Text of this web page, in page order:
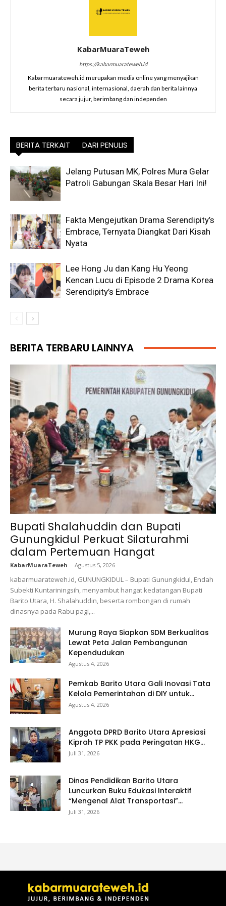
KabarMuaraTeweh
https://kabarmuarateweh.id
Kabarmuarateweh.id merupakan media online yang menyajikan
berita terbaru nasional, internasional, daerah dan berita lainnya
secara jujur, berimbang dan independen
BERITA TERKAIT DARI PENULIS
Jelang Putusan MK, Polres Mura Gelar
Patroli Gabungan Skala Besar Hari Ini!
Fakta Mengejutkan Drama Serendipity’s
Embrace, Ternyata Diangkat Dari Kisah
Nyata
Lee Hong Ju dan Kang Hu Yeong
Kencan Lucu di Episode 2 Drama Korea
Serendipity’s Embrace
BERITA TERBARU LAINNYA
Bupati Shalahuddin dan Bupati
Gunungkidul Perkuat Silaturahmi
dalam Pertemuan Hangat
KabarMuaraTeweh - Agustus 5, 2026
kabarmuarateweh.id, GUNUNGKIDUL – Bupati Gunungkidul, Endah
Subekti Kuntariningsih, menyambut hangat kedatangan Bupati
Barito Utara, H. Shalahuddin, beserta rombongan di rumah
dinasnya pada Rabu pagi,...
Murung Raya Siapkan SDM Berkualitas
Lewat Peta Jalan Pembangunan
Kependudukan
Agustus 4, 2026
Pemkab Barito Utara Gali Inovasi Tata
Kelola Pemerintahan di DIY untuk...
Agustus 4, 2026
Anggota DPRD Barito Utara Apresiasi
Kiprah TP PKK pada Peringatan HKG...
Juli 31, 2026
Dinas Pendidikan Barito Utara
Luncurkan Buku Edukasi Interaktif
“Mengenal Alat Transportasi”...
Juli 31, 2026